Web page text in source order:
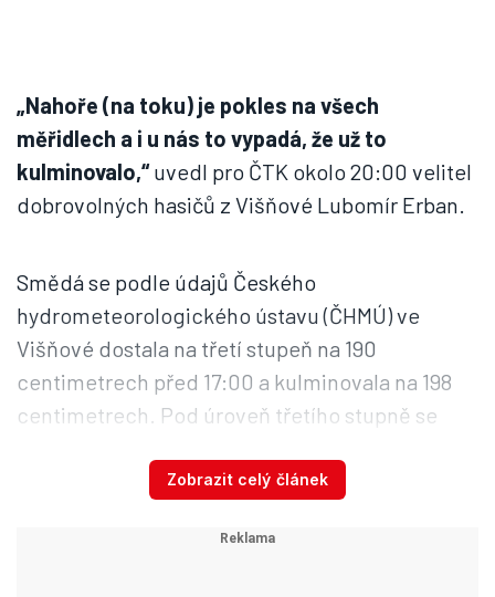
„Nahoře (na toku) je pokles na všech
měřidlech a i u nás to vypadá, že už to
kulminovalo,“uvedl pro ČTK okolo 20:00 velitel
dobrovolných hasičů z Višňové Lubomír Erban.
Smědá se podle údajů Českého
hydrometeorologického ústavu (ČHMÚ) ve
Višňové dostala na třetí stupeň na 190
centimetrech před 17:00 a kulminovala na 198
centimetrech. Pod úroveň třetího stupně se
místní silnice třetí třídy z Boleslavi do Černous,
dodal Erban. Zaplavení této silnice při zvednutí
Zobrazit celý článek